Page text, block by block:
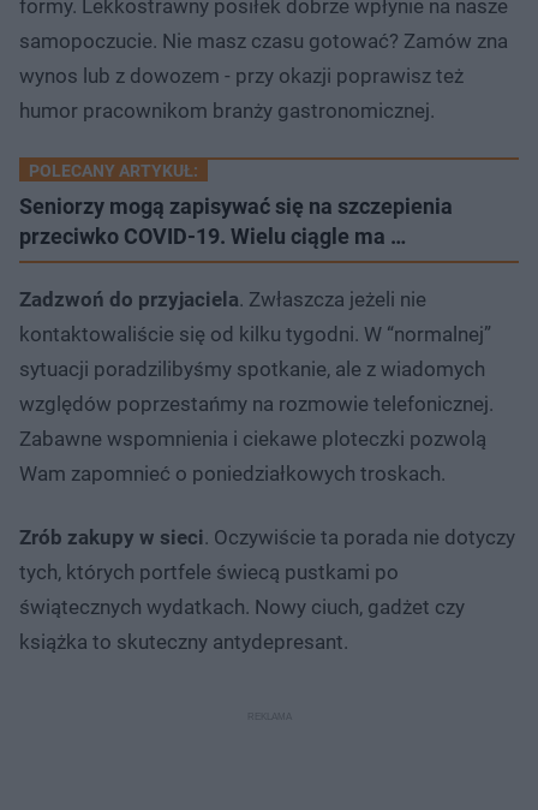
formy. Lekkostrawny posiłek dobrze wpłynie na nasze
samopoczucie. Nie masz czasu gotować? Zamów zna
wynos lub z dowozem - przy okazji poprawisz też
humor pracownikom branży gastronomicznej.
POLECANY ARTYKUŁ:
Seniorzy mogą zapisywać się na szczepienia
przeciwko COVID-19. Wielu ciągle ma …
Zadzwoń do przyjaciela. Zwłaszcza jeżeli nie
kontaktowaliście się od kilku tygodni. W “normalnej”
sytuacji poradzilibyśmy spotkanie, ale z wiadomych
względów poprzestańmy na rozmowie telefonicznej.
Zabawne wspomnienia i ciekawe ploteczki pozwolą
Wam zapomnieć o poniedziałkowych troskach.
Zrób zakupy w sieci. Oczywiście ta porada nie dotyczy
tych, których portfele świecą pustkami po
świątecznych wydatkach. Nowy ciuch, gadżet czy
książka to skuteczny antydepresant.